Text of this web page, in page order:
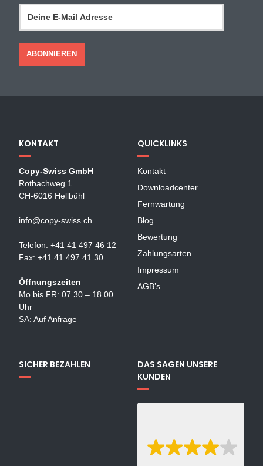
KONTAKT
Copy-Swiss GmbH
Rotbachweg 1
CH-6016 Hellbühl
info@copy-swiss.ch
Telefon: +41 41 497 46 12
Fax: +41 41 497 41 30
Öffnungszeiten
Mo bis FR: 07.30 – 18.00
Uhr
SA: Auf Anfrage
QUICKLINKS
Kontakt
Downloadcenter
Fernwartung
Blog
Bewertung
Zahlungsarten
Impressum
AGB’s
SICHER BEZAHLEN
DAS SAGEN UNSERE
KUNDEN